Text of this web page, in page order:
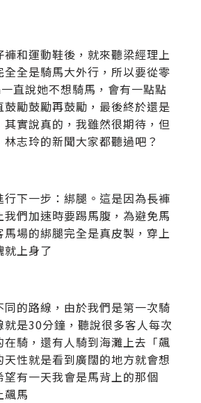
和運動鞋後，就來聽梁經理上
全全是騎馬大外行，所以要從零
直說她不想騎馬，會有一點點
勵鼓勵再鼓勵，最後終於還是
實說真的，我雖然很期待，但
志玲的新聞大家都聽過吧？
下一步：綁腿。這是因為長褲
們加速時要踢馬腹，為避免馬
馬場的綁腿完全是真皮製，穿上
就上身了
同的路線，由於我們是第一次騎
就是30分鐘，聽說很多客人每次
騎，還有人騎到海灘上去「飆
性就是看到廣闊的地方就會想
有一天我會是馬背上的那個
飆馬